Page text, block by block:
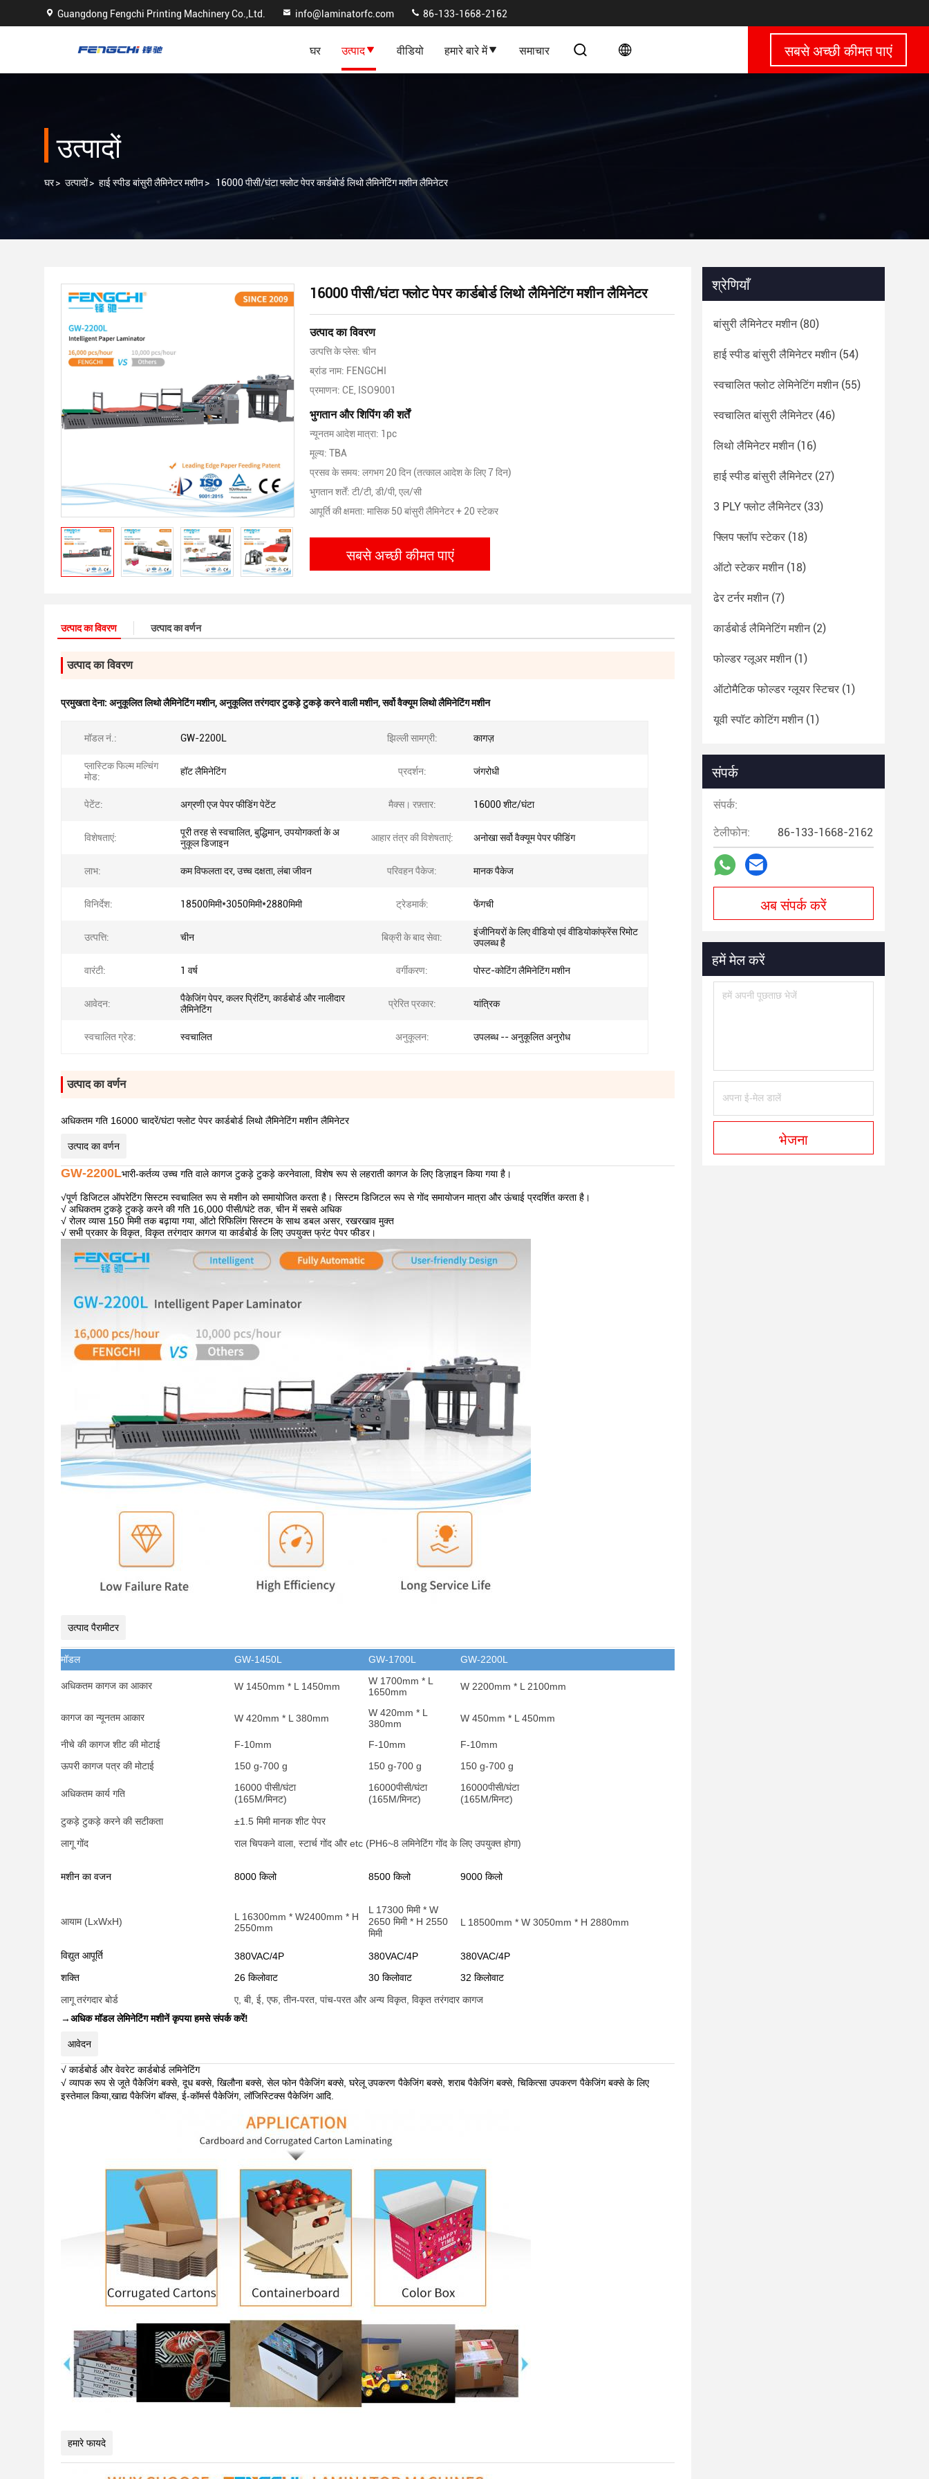
Guangdong Fengchi Printing Machinery Co.,Ltd. info@laminatorfc.com 86-133-1668-2162
घर उत्पाद वीडियो हमारे बारे में समाचार सबसे अच्छी कीमत पाएं
उत्पादों
घर> उत्पादों> हाई स्पीड बांसुरी लैमिनेटर मशीन> 16000 पीसी/घंटा फ्लोट पेपर कार्डबोर्ड लिथो लैमिनेटिंग मशीन लैमिनेटर
16000 पीसी/घंटा फ्लोट पेपर कार्डबोर्ड लिथो लैमिनेटिंग मशीन लैमिनेटर
उत्पाद का विवरण
उत्पत्ति के प्लेस: चीन
ब्रांड नाम: FENGCHI
प्रमाणन: CE, ISO9001
भुगतान और शिपिंग की शर्तें
न्यूनतम आदेश मात्रा: 1pc
मूल्य: TBA
प्रसव के समय: लगभग 20 दिन (तत्काल आदेश के लिए 7 दिन)
भुगतान शर्तें: टी/टी, डी/पी, एल/सी
आपूर्ति की क्षमता: मासिक 50 बांसुरी लैमिनेटर + 20 स्टेकर
सबसे अच्छी कीमत पाएं
उत्पाद का विवरण उत्पाद का वर्णन
उत्पाद का विवरण
प्रमुखता देना: अनुकूलित लिथो लैमिनेटिंग मशीन,अनुकूलित तरंगदार टुकड़े टुकड़े करने वाली मशीन,सर्वो वैक्यूम लिथो लैमिनेटिंग मशीन
मॉडल नं.: GW-2200L झिल्ली सामग्री: कागज़
प्लास्टिक फिल्म मल्चिंग
मोड:
हॉट लैमिनेटिंग प्रदर्शन: जंगरोधी
पेटेंट: अग्रणी एज पेपर फीडिंग पेटेंट मैक्स। रफ़्तार: 16000 शीट/घंटा
विशेषताएं:
पूरी तरह से स्वचालित, बुद्धिमान, उपयोगकर्ता के अ
नुकूल डिजाइन
आहार तंत्र की विशेषताएं: अनोखा सर्वो वैक्यूम पेपर फीडिंग
लाभ: कम विफलता दर, उच्च दक्षता, लंबा जीवन परिवहन पैकेज: मानक पैकेज
विनिर्देश: 18500मिमी*3050मिमी*2880मिमी ट्रेडमार्क: फेंगची
उत्पत्ति: चीन बिक्री के बाद सेवा:
इंजीनियरों के लिए वीडियो एवं वीडियोकांफ्रेंस रिमोट
उपलब्ध है
वारंटी: 1 वर्ष वर्गीकरण: पोस्ट-कोटिंग लैमिनेटिंग मशीन
आवेदन:
पैकेजिंग पेपर, कलर प्रिंटिंग, कार्डबोर्ड और नालीदार
लैमिनेटिंग
प्रेरित प्रकार: यांत्रिक
स्वचालित ग्रेड: स्वचालित अनुकूलन: उपलब्ध -- अनुकूलित अनुरोध
उत्पाद का वर्णन
अधिकतम गति 16000 चादरें/घंटा फ्लोट पेपर कार्डबोर्ड लिथो लैमिनेटिंग मशीन लैमिनेटर
उत्पाद का वर्णन
GW-2200Lभारी-कर्तव्य उच्च गति वाले कागज टुकड़े टुकड़े करनेवाला, विशेष रूप से लहराती कागज के लिए डिज़ाइन किया गया है।
√पूर्ण डिजिटल ऑपरेटिंग सिस्टम स्वचालित रूप से मशीन को समायोजित करता है। सिस्टम डिजिटल रूप से गोंद समायोजन मात्रा और ऊंचाई प्रदर्शित करता है।
√ अधिकतम टुकड़े टुकड़े करने की गति 16,000 पीसी/घंटे तक, चीन में सबसे अधिक
√ रोलर व्यास 150 मिमी तक बढ़ाया गया, ऑटो रिफिलिंग सिस्टम के साथ डबल असर, रखरखाव मुक्त
√ सभी प्रकार के विकृत, विकृत तरंगदार कागज या कार्डबोर्ड के लिए उपयुक्त फ्रंट पेपर फीडर।
उत्पाद पैरामीटर
मॉडल GW-1450L GW-1700L GW-2200L
अधिकतम कागज का आकार W 1450mm * L 1450mm
W 1700mm * L
1650mm
W 2200mm * L 2100mm
कागज का न्यूनतम आकार W 420mm * L 380mm
W 420mm * L
380mm
W 450mm * L 450mm
नीचे की कागज शीट की मोटाई F-10mm F-10mm
F-10mm
ऊपरी कागज पत्र की मोटाई
150 g-700 g 150 g-700 g 150 g-700 g
अधिकतम कार्य गति
16000 पीसी/घंटा
(165M/मिनट)
16000पीसी/घंटा
(165M/मिनट)
16000पीसी/घंटा
(165M/मिनट)
टुकड़े टुकड़े करने की सटीकता
±1.5 मिमी मानक शीट पेपर
लागू गोंद
राल चिपकने वाला, स्टार्च गोंद और etc (PH6~8 लमिनेटिंग गोंद के लिए उपयुक्त होगा)
मशीन का वजन 8000 किलो 8500 किलो 9000 किलो
आयाम (LxWxH)
L 16300mm * W2400mm * H
2550mm
L 17300 मिमी * W
2650 मिमी * H 2550
मिमी
L 18500mm * W 3050mm * H 2880mm
विद्युत आपूर्ति 380VAC/4P 380VAC/4P
380VAC/4P
शक्ति
26 किलोवाट 30 किलोवाट
32 किलोवाट
लागू तरंगदार बोर्ड
ए, बी, ई, एफ, तीन-परत, पांच-परत और अन्य विकृत, विकृत तरंगदार कागज
→अधिक मॉडल लेमिनेटिंग मशीनें कृपया हमसे संपर्क करें!
आवेदन
√ कार्डबोर्ड और वेवरेट कार्डबोर्ड लमिनेटिंग
√ व्यापक रूप से जूते पैकेजिंग बक्से, दूध बक्से, खिलौना बक्से, सेल फोन पैकेजिंग बक्से, घरेलू उपकरण पैकेजिंग बक्से, शराब पैकेजिंग बक्से, चिकित्सा उपकरण पैकेजिंग बक्से के लिए
इस्तेमाल किया,खाद्य पैकेजिंग बॉक्स, ई-कॉमर्स पैकेजिंग, लॉजिस्टिक्स पैकेजिंग आदि
हमारे फायदे
श्रेणियाँ
बांसुरी लैमिनेटर मशीन(80)
हाई स्पीड बांसुरी लैमिनेटर मशीन(54)
स्वचालित फ्लोट लेमिनेटिंग मशीन(55)
स्वचालित बांसुरी लैमिनेटर (46)
लिथो लैमिनेटर मशीन(16)
हाई स्पीड बांसुरी लैमिनेटर (27)
3 PLY फ्लोट लैमिनेटर (33)
फ्लिप फ्लॉप स्टेकर (18)
ऑटो स्टेकर मशीन(18)
ढेर टर्नर मशीन(7)
कार्डबोर्ड लैमिनेटिंग मशीन(2)
फोल्डर ग्लूअर मशीन(1)
ऑटोमैटिक फोल्डर ग्लूयर स्टिचर (1)
यूवी स्पॉट कोटिंग मशीन(1)
संपर्क
संपर्क:
टेलीफोन: 86-133-1668-2162
अब संपर्क करें
हमें मेल करें
भेजना